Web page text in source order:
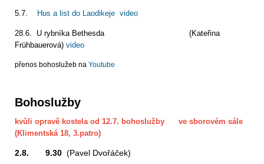
5.7. Hus a list do Laodikeje video
28.6. U rybníka Bethesda (Kateřina
Frühbauerová) video
přenos bohoslužeb na Youtube
Bohoslužby
kvůli opravě kostela od 12.7. bohoslužby ve sborovém sále
(Klimentská 18, 3.patro)
2.8. 9.30 (Pavel Dvořáček)